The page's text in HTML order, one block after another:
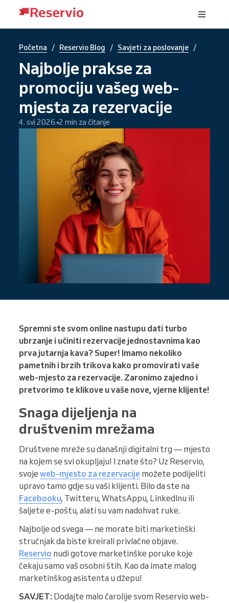
Početna / Reservio Blog / Savjeti za poslovanje /
Najbolje prakse za
promociju vašeg web-
mjesta za rezervacije
4. svi 2026. 2 min za čitanje
Spremni ste svom online nastupu dati turbo
ubrzanje i učiniti rezervacije jednostavnima kao
prva jutarnja kava? Super! Imamo nekoliko
pametnih i brzih trikova kako promovirati vaše
web-mjesto za rezervacije. Zaronimo zajedno i
pretvorimo te klikove u vaše nove, vjerne klijente!
Snaga dijeljenja na
društvenim mrežama
Društvene mreže su današnji digitalni trg — mjesto
na kojem se svi okupljaju! I znate što? Uz Reservio,
svoje web-mjesto za rezervacije možete podijeliti
upravo tamo gdje su vaši klijenti. Bilo da ste na
Facebooku, Twitteru, WhatsAppu, LinkedInu ili
šaljete e-poštu, alati su vam nadohvat ruke.
Najbolje od svega — ne morate biti marketinški
stručnjak da biste kreirali privlačne objave.
Reservio nudi gotove marketinške poruke koje
čekaju samo vaš osobni štih. Kao da imate malog
marketinškog asistenta u džepu!
SAVJET: Dodajte malo čarolije svom Reservio web-